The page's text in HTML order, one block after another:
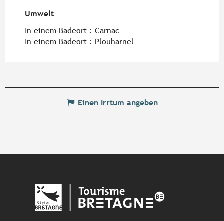
Umwelt
Umwelt
In einem Badeort : Carnac
In einem Badeort : Plouharnel
Einen Irrtum angeben